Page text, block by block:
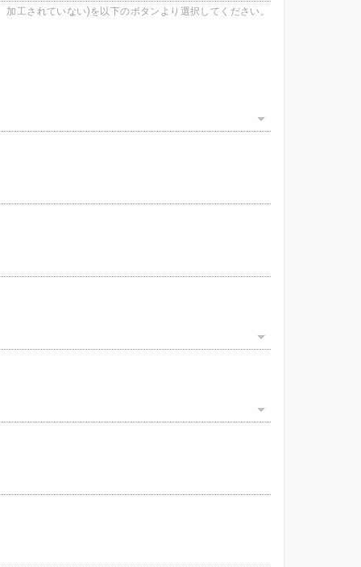
工されていない)を以下のボタンより選択してください。